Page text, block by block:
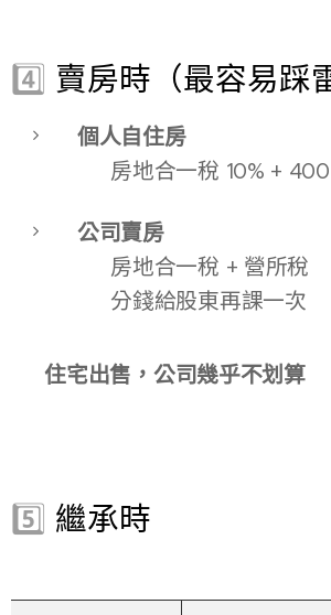
4️⃣ 賣房時（最容易踩
個人自住房
👉 房地合一稅 10% +
公司賣房
👉 房地合一稅 + 營所稅
👉 分錢給股東再課一次
📌住宅出售，公司幾乎不划算
5️⃣ 繼承時